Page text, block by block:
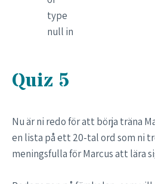
type
null in
Quiz 5
Nu är ni redo för att börja träna
en lista på ett 20-tal ord som ni
meningsfulla för Marcus att lära